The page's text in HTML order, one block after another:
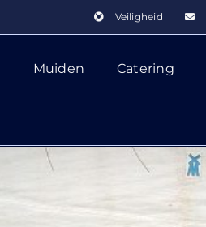
Veiligheid
Muiden Catering